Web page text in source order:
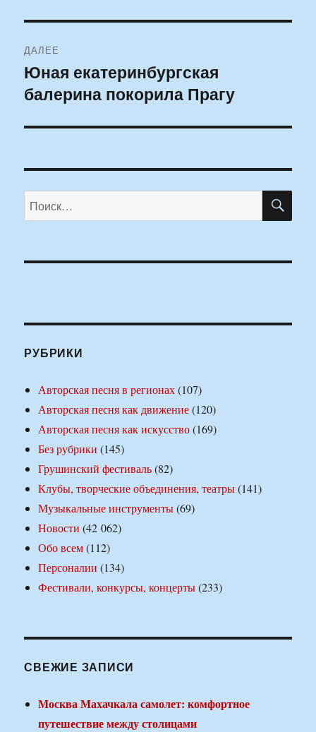
ДАЛЕЕ
Следующая
запись:
Юная екатеринбургская
балерина покорила Прагу
Искать:
РУБРИКИ
Авторская песня в регионах(107)
Авторская песня как движение(120)
Авторская песня как искусство(169)
Без рубрики (145)
Грушинский фестиваль(82)
Клубы, творческие объединения, театры(141)
Музыкальные инструменты(69)
Новости (42 062)
Обо всем(112)
Персоналии (134)
Фестивали, конкурсы, концерты(233)
СВЕЖИЕ ЗАПИСИ
Москва Махачкала самолет: комфортное
путешествие между столицами